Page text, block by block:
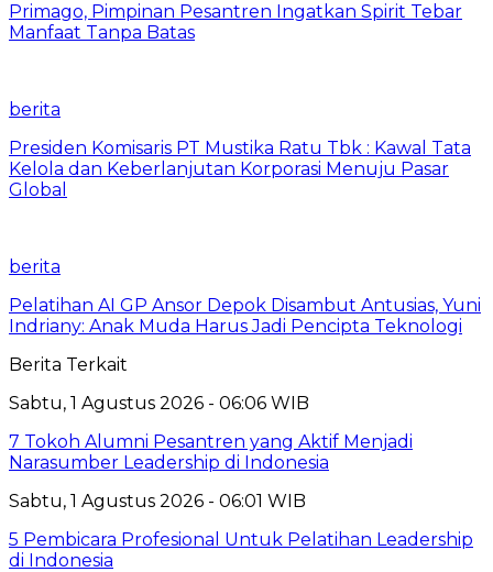
Primago, Pimpinan Pesantren Ingatkan Spirit Tebar
Manfaat Tanpa Batas
berita
Presiden Komisaris PT Mustika Ratu Tbk : Kawal Tata
Kelola dan Keberlanjutan Korporasi Menuju Pasar
Global
berita
Pelatihan AI GP Ansor Depok Disambut Antusias, Yuni
Indriany: Anak Muda Harus Jadi Pencipta Teknologi
Berita Terkait
Sabtu, 1 Agustus 2026 - 06:06 WIB
7 Tokoh Alumni Pesantren yang Aktif Menjadi
Narasumber Leadership di Indonesia
Sabtu, 1 Agustus 2026 - 06:01 WIB
5 Pembicara Profesional Untuk Pelatihan Leadership
di Indonesia